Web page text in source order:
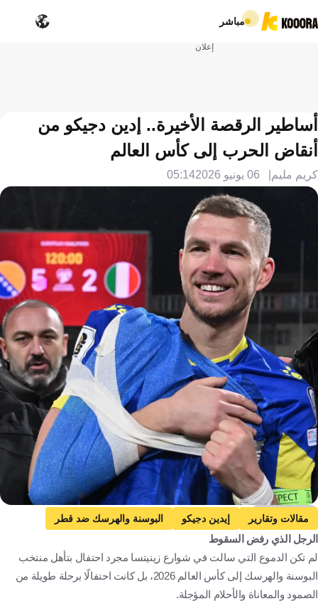
مباشر
إعلان
أساطير الرقصة الأخيرة.. إدين دجيكو من
أنقاض الحرب إلى كأس العالم
كريم مليم 06 يونيو 2026 05:14
Getty Images
مقالات وتقارير إيدين دجيكو
البوسنة والهرسك ضد قطر
البوسنة والهرسك
سويسرا ضد البوسنة والهرسك
سويسرا
كندا ضد البوسنة والهرسك
كندا البوسنة والهرسك
قطر
الرجل الذي رفض السقوط
لم تكن الدموع التي سالت في شوارع زينيتسا مجرد احتفال بتأهل منتخب
البوسنة والهرسك إلى كأس العالم 2026، بل كانت احتفالًا برحلة طويلة من
الصمود والمعاناة والأحلام المؤجلة.